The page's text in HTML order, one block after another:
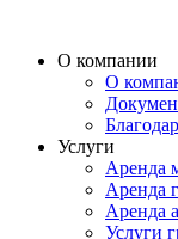
О компании
О
Услуги
Аренда
Аренда
Аренда
Услуги